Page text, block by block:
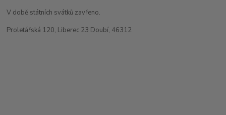
V době státních svátků zavřeno.
Proletářská 120, Liberec 23 Doubí, 46312